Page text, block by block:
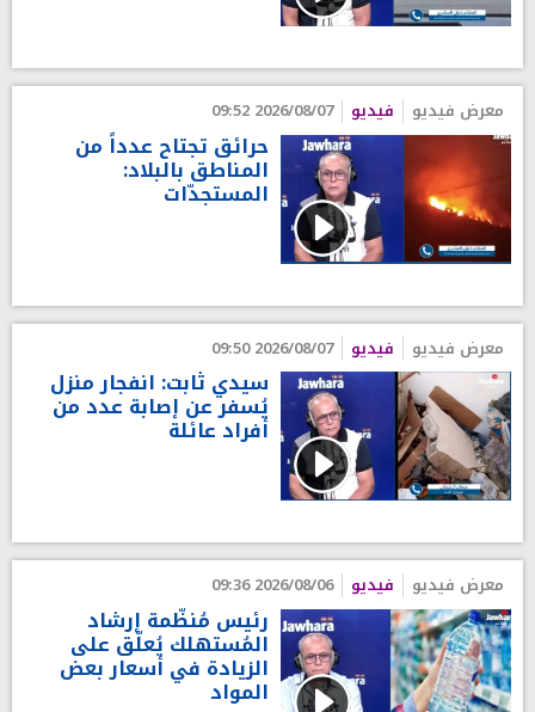
معرض فيديو فيديو 2026/08/07 09:52
حرائق تجتاح عدداً من
المناطق بالبلاد:
المستجدّات
معرض فيديو فيديو 2026/08/07 09:50
سيدي ثابت: انفجار منزل
يُسفر عن إصابة عدد من
أفراد عائلة
معرض فيديو فيديو 2026/08/06 09:36
رئيس مُنظّمة إرشاد
المُستهلك يُعلّق على
الزيادة في أسعار بعض
المواد